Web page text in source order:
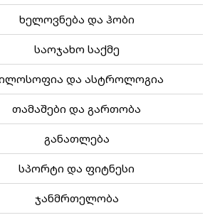
ხელოვნება და ჰობი
საოჯახო საქმე
და ასტროლოგია
თამაშები და გართობა
განათლება
სპორტი და ფიტნესი
ჯანმრთელობა